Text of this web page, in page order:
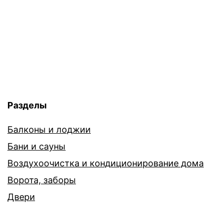
Разделы
Балконы и лоджии
Бани и сауны
Воздухоочистка и кондиционирование дома
Ворота, заборы
Двери